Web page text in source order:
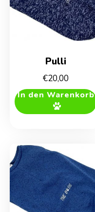
Pulli
€20,00
In den Warenkorb